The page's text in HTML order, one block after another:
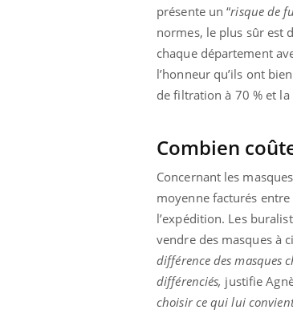
présente un “risque de
normes, le plus sûr est
chaque département
l’honneur qu’ils ont
de filtration à 70 % et
Combien
Concernant les
moyenne facturés
l’expédition. Les
vendre des masques à
différence des masques
différenciés, justifie
choisir ce qui lui
Eczéma Chronique des Mains
préparer pour l’été ! Youtube
soleil, activités en plein air… Nos